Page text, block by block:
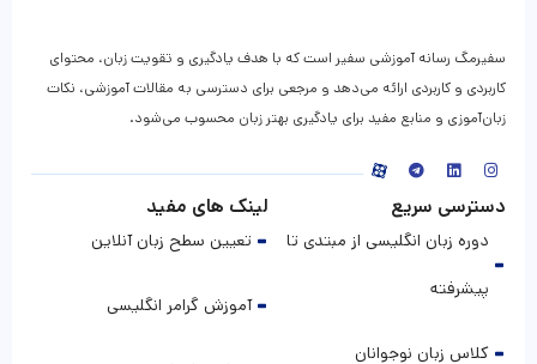
سفیرمگ رسانه آموزشی سفیر است که با هدف یادگیری و تقویت زبان، محتوای
کاربردی و کاربردی ارائه می‌دهد و مرجعی برای دسترسی به مقالات آموزشی، نکات
زبان‌آموزی و منابع مفید برای یادگیری بهتر زبان محسوب می‌شود.
دسترسی سریع
دوره زبان انگلیسی از مبتدی تا
پیشرفته
کلاس زبان نوجوانان
لینک های مفید
تعیین سطح زبان آنلاین
آموزش گرامر انگلیسی